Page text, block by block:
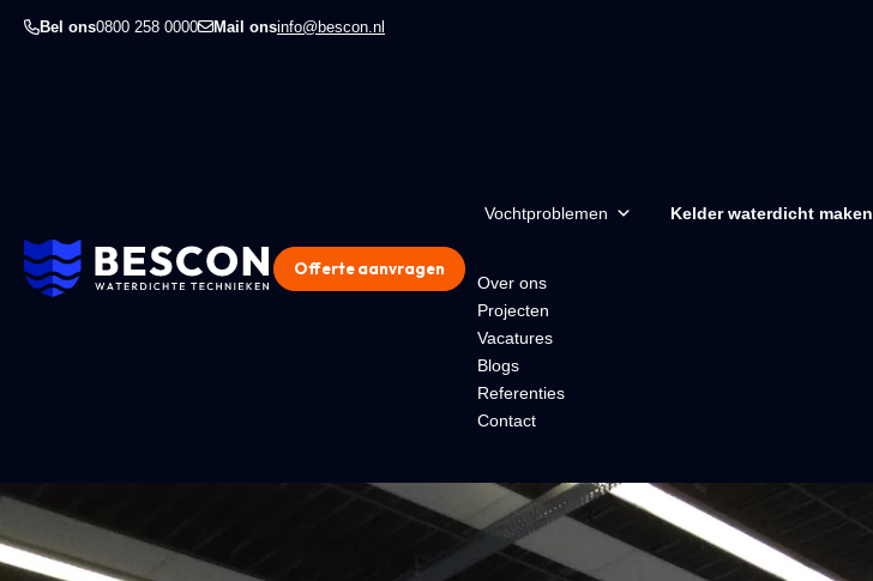
Bel ons0800 258 0000 Mail onsinfo@bescon.nl
Vochtproblemen Kelder waterdicht maken
Over ons
Projecten
Vacatures
Blogs
Referenties
Contact
Offerte aanvragen